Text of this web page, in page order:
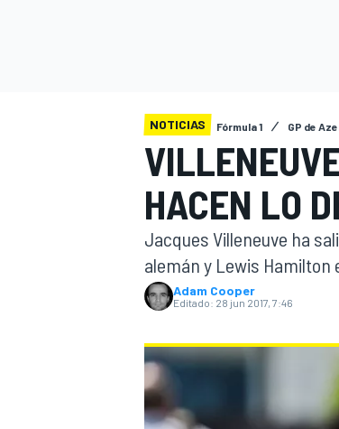
NOTICIAS Fórmula 1 GP de
HACEN LO
Jacques Villeneuve ha
alemán y Lewis Hamilton
Adam Cooper
Editado: 28 jun 2017, 7:46